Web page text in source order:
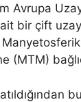
Avrupa
ait bir çift
(MTM)